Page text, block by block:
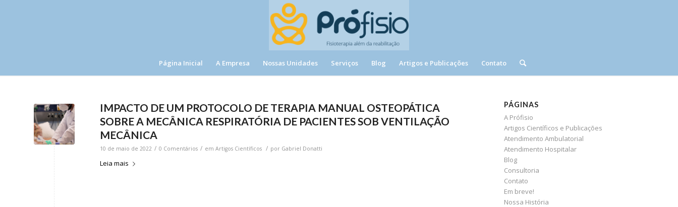
Página Inicial A Empresa Nossas Unidades Serviços Blog Artigos e Publicações Contato
IMPACTO DE UM PROTOCOLO DE TERAPIA MANUAL OSTEOPÁTICA
SOBRE A MECÂNICA RESPIRATÓRIA DE PACIENTES SOB VENTILAÇÃO
MECÂNICA
10 de maio de 2022 / 0 Comentários / em Artigos Científicos / por Gabriel Donatti
Leia mais
PÁGINAS
A Prófisio
Artigos Científicos e Publicações
Atendimento Ambulatorial
Atendimento Hospitalar
Blog
Consultoria
Contato
Em breve!
Nossa História